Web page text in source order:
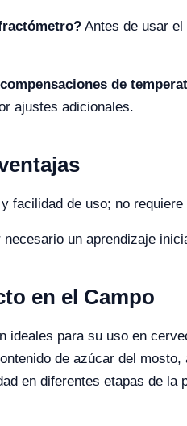
Antes de usar
de
ajustes adicionales.
facilidad de uso; no
necesario un aprendizaje
en el Campo
ideales para su uso en
de azúcar del
en diferentes etapas de la